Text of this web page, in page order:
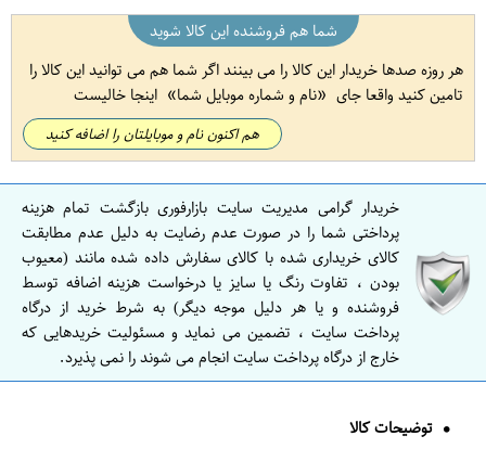
شما هم فروشنده این کالا شوید
هر روزه صدها خریدار این کالا را می بینند اگر شما هم می توانید این کالا را
تامین کنید واقعا جای
نام و شماره موبایل شما اینجا خالیست
هم اکنون نام و موبایلتان را اضافه کنید
خریدار گرامی مدیریت سایت بازارفوری بازگشت تمام هزینه
پرداختی شما را در صورت عدم رضایت به دلیل عدم مطابقت
کالای خریداری شده با کالای سفارش داده شده مانند (معیوب
بودن ، تفاوت رنگ یا سایز یا درخواست هزینه اضافه توسط
فروشنده و یا هر دلیل موجه دیگر) به شرط خرید از درگاه
پرداخت سایت ، تضمین می نماید و مسئولیت خریدهایی که
خارج از درگاه پرداخت سایت انجام می شوند را نمی پذیرد.
توضیحات کالا